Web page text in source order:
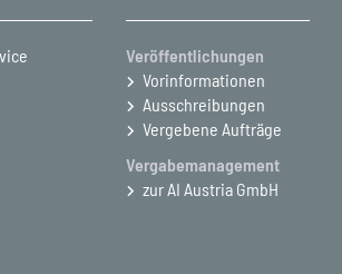
Veröffentlichungen
Vorinformationen
Ausschreibungen
Vergebene Aufträge
Vergabemanagement
zur AI Austria GmbH